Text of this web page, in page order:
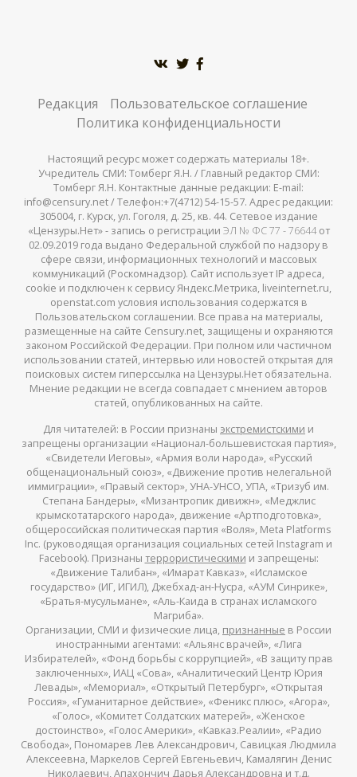
Редакция
Пользовательское соглашение
Политика конфиденциальности
Настоящий ресурс может содержать материалы 18+.
Учредитель СМИ: Томберг Я.Н. / Главный редактор СМИ:
Томберг Я.Н. Контактные данные редакции: E-mail:
info@censury.net / Телефон:+7(4712) 54-15-57. Адрес редакции:
305004, г. Курск, ул. Гоголя, д. 25, кв. 44. Сетевое издание
«Цензуры.Нет» - запись о регистрации ЭЛ № ФС 77 - 76644от
02.09.2019 года выдано Федеральной службой по надзору в
сфере связи, информационных технологий и массовых
коммуникаций (Роскомнадзор). Сайт использует IP адреса,
cookie и подключен к сервису Яндекс.Метрика, liveinternet.ru,
openstat.com условия использования содержатся в
Пользовательском соглашении. Все права на материалы,
размещенные на сайте Censury.net, защищены и охраняются
законом Российской Федерации. При полном или частичном
использовании статей, интервью или новостей открытая для
поисковых систем гиперссылка на Цензуры.Нет обязательна.
Мнение редакции не всегда совпадает с мнением авторов
статей, опубликованных на сайте.
Для читателей: в России признаны экстремистскими и
запрещены организации «Национал-большевистская партия»,
«Свидетели Иеговы», «Армия воли народа», «Русский
общенациональный союз», «Движение против нелегальной
иммиграции», «Правый сектор», УНА-УНСО, УПА, «Тризуб им.
Степана Бандеры», «Мизантропик дивижн», «Меджлис
крымскотатарского народа», движение «Артподготовка»,
общероссийская политическая партия «Воля», Meta Platforms
Inc. (руководящая организация социальных сетей Instagram и
Facebook). Признаны террористическими и запрещены:
«Движение Талибан», «Имарат Кавказ», «Исламское
государство» (ИГ, ИГИЛ), Джебхад-ан-Нусра, «АУМ Синрике»,
«Братья-мусульмане», «Аль-Каида в странах исламского
Магриба».
Организации, СМИ и физические лица, признанные в России
иностранными агентами: «Альянс врачей», «Лига
Избирателей», «Фонд борьбы с коррупцией», «В защиту прав
заключенных», ИАЦ «Сова», «Аналитический Центр Юрия
Левады», «Мемориал», «Открытый Петербург», «Открытая
Россия», «Гуманитарное действие», «Феникс плюс», «Агора»,
«Голос», «Комитет Солдатских матерей», «Женское
достоинство», «Голос Америки», «Кавказ.Реалии», «Радио
Свобода», Пономарев Лев Александрович, Савицкая Людмила
Алексеевна, Маркелов Сергей Евгеньевич, Камалягин Денис
Николаевич, Апахончич Дарья Александровна и т.д.